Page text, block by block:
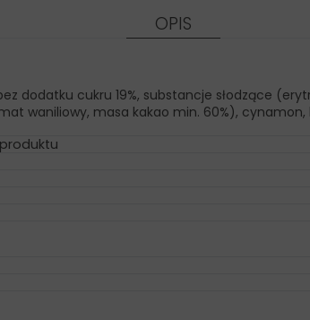
OPIS
dodatku cukru 19%, substancje słodzące
waniliowy, masa kakao min. 60%),